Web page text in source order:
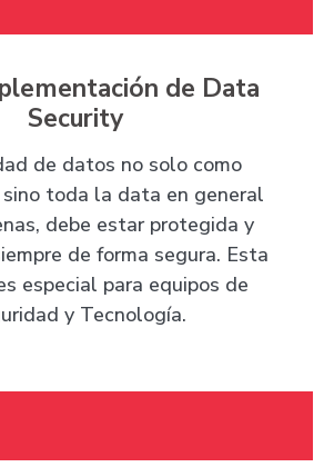
de Data
Security
de datos no solo como
toda la data en general
debe estar protegida y
de forma segura. Esta
especial para equipos de
y Tecnología.